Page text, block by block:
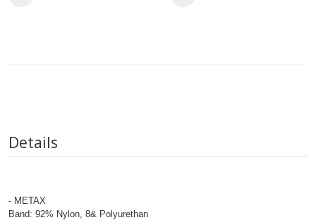
Details
- METAX
Band: 92% Nylon, 8& Polyurethan